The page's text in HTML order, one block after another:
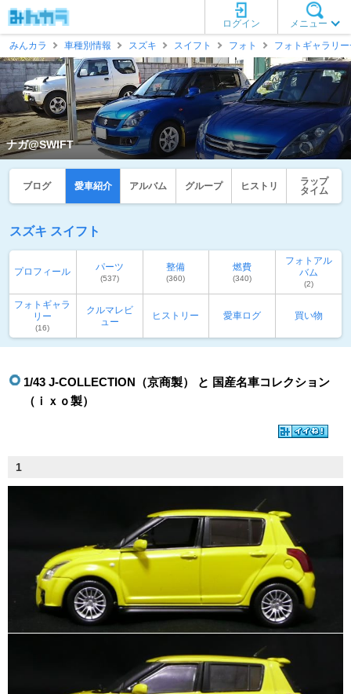
メニュー
ログイン
みんカラ
車種別情報 スズキ スイフト フォト フォトギャラリ
ナガ@SWIFT
ブログ 愛車紹介 アルバム グループ ヒストリ
ラップ
タイム
スズキ スイフト
プロフィール パーツ
(537)
整備
(360)
燃費
(340)
フォトアル
バム
(2)
フォトギャラ
リー
(16)
クルマレビ
ュー
ヒストリー 愛車ログ 買い物
1/43 J-COLLECTION（京商製） と 国産名車コレクション
（ｉｘｏ製）
1